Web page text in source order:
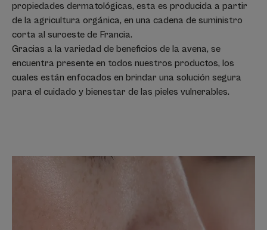
propiedades dermatológicas, esta es producida a partir
de la agricultura orgánica, en una cadena de suministro
corta al suroeste de Francia.
Gracias a la variedad de beneficios de la avena, se
encuentra presente en todos nuestros productos, los
cuales están enfocados en brindar una solución segura
para el cuidado y bienestar de las pieles vulnerables.